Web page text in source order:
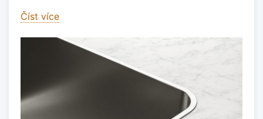
Číst více